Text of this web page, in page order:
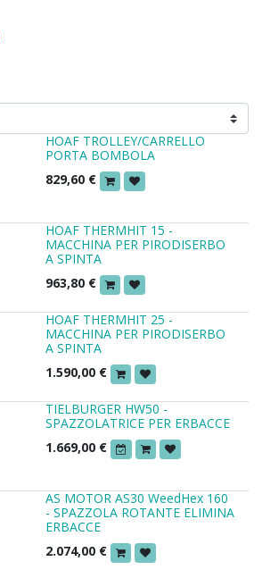
HOAF TROLLEY/CARRELLO
PORTA BOMBOLA
829,60 €
HOAF THERMHIT 15 -
MACCHINA PER PIRODISERBO
A SPINTA
963,80 €
HOAF THERMHIT 25 -
MACCHINA PER PIRODISERBO
A SPINTA
1.590,00 €
TIELBURGER HW50 -
SPAZZOLATRICE PER ERBACCE
1.669,00 €
AS MOTOR AS30 WeedHex 160
- SPAZZOLA ROTANTE ELIMINA
ERBACCE
2.074,00 €